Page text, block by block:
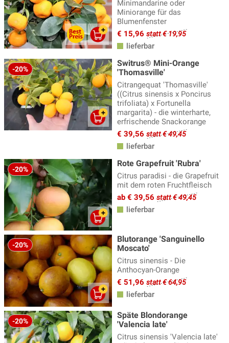
Minimandarine oder
Miniorange für das
Blumenfenster
€ 15,96 statt € 19,95
lieferbar
-20%
Switrus® Mini-Orange
'Thomasville'
Citrangequat 'Thomasville'
((Citrus sinensis x Poncirus
trifoliata) x Fortunella
margarita) - die winterharte,
erfrischende Snackorange
€ 39,56 statt € 49,45
lieferbar
-20%
Rote Grapefruit 'Rubra'
Citrus paradisi - die Grapefruit
mit dem roten Fruchtfleisch
ab € 39,56 statt € 49,45
lieferbar
-20%
Blutorange 'Sanguinello
Moscato'
Citrus sinensis - Die
Anthocyan-Orange
€ 51,96 statt € 64,95
lieferbar
-20%
Späte Blondorange
'Valencia late'
Citrus sinensis 'Valencia late'